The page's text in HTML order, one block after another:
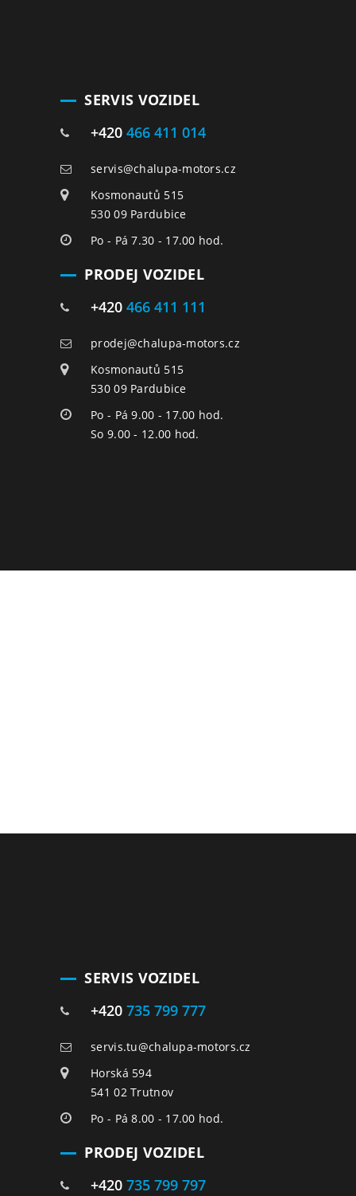
SERVIS VOZIDEL
+420 466 411 014
servis@chalupa-motors.cz
Kosmonautů 515
530 09 Pardubice
Po - Pá 7.30 - 17.00 hod.
PRODEJ VOZIDEL
+420 466 411 111
prodej@chalupa-motors.cz
Kosmonautů 515
530 09 Pardubice
Po - Pá 9.00 - 17.00 hod.
So 9.00 - 12.00 hod.
SERVIS VOZIDEL
+420 735 799 777
servis.tu@chalupa-motors.cz
Horská 594
541 02 Trutnov
Po - Pá 8.00 - 17.00 hod.
PRODEJ VOZIDEL
+420 735 799 797